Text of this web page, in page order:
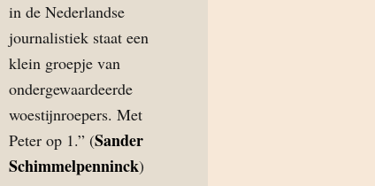
in de Nederlandse
journalistiek staat een
klein groepje van
ondergewaardeerde
woestijnroepers. Met
Peter op 1.” (Sander
Schimmelpenninck)